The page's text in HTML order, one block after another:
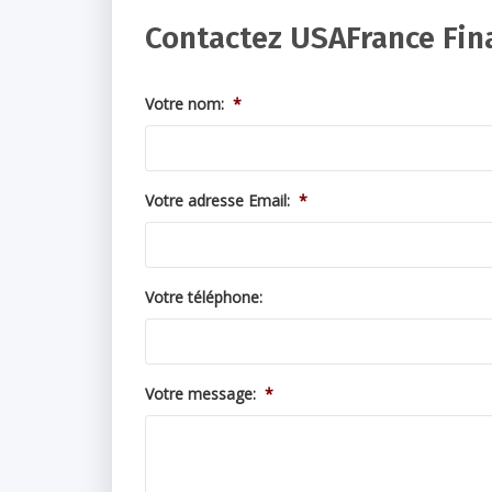
Contactez USAFrance
Votre nom: *
Votre adresse Email: *
Votre téléphone:
Votre message: *